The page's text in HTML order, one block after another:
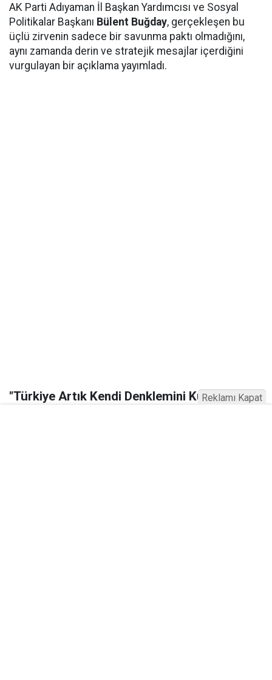
AK Parti Adıyaman İl Başkan Yardımcısı ve Sosyal
Politikalar Başkanı Bülent Buğday, gerçekleşen bu
üçlü zirvenin sadece bir savunma paktı olmadığını,
aynı zamanda derin ve stratejik mesajlar içerdiğini
vurgulayan bir açıklama yayımladı.
"Türkiye Artık Kendi Denklemini Kuruyor"
Reklamı Kapat